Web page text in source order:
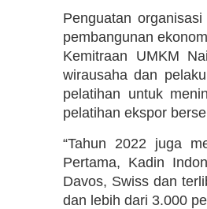
Penguatan
pembangunan
Kemitraan UMKM
wirausaha dan
pelatihan untuk
pelatihan ekspor
“Tahun 2022 juga
Pertama, Kadin
Davos, Swiss dan
dan lebih dari 3.000